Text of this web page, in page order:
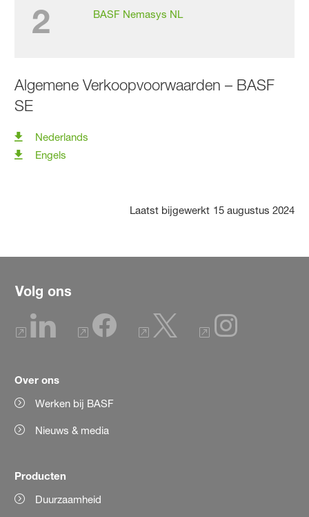
2 BASF Nemasys NL
Algemene Verkoopvoorwaarden – BASF
SE
Nederlands
Engels
Laatst bijgewerkt 15 augustus 2024
Volg ons
Over ons
Werken bij BASF
Nieuws & media
Producten
Duurzaamheid